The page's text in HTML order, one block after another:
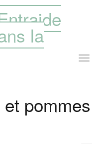
la
pommes